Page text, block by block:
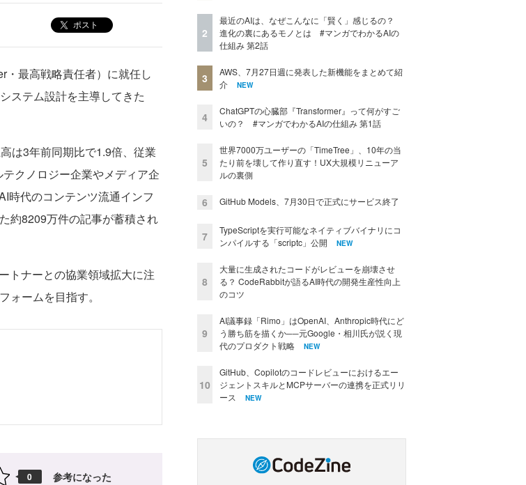
ポスト
最高戦略責任者）に就任し
ステム設計を主導してきた
は3年前同期比で1.9倍、従業
クノロジー企業やメディア企
時代のコンテンツ流通インフ
約8209万件の記事が蓄積され
トナーとの協業領域拡大に注
ォームを目指す。
0 参考になった
2
最近のAIは、なぜこんなに「賢く」感じるの？
進化の裏にあるモノとは #マンガでわかるAIの
仕組み 第2話
3
AWS、7月27日週に発表した新機能をまとめて紹
介
NEW
4
ChatGPTの心臓部『Transformer』って何がすご
いの？ #マンガでわかるAIの仕組み 第1話
5
世界7000万ユーザーの「TimeTree」、10年の当
たり前を壊して作り直す！UX大規模リニューア
ルの裏側
6 GitHub Models、7月30日で正式にサービス終了
7
TypeScriptを実行可能なネイティブバイナリにコ
ンパイルする「scriptc」公開
NEW
8
大量に生成されたコードがレビューを崩壊させ
る？ CodeRabbitが語るAI時代の開発生産性向上
のコツ
9
AI議事録「Rimo」はOpenAI、Anthropic時代にど
う勝ち筋を描くか──元Google・相川氏が説く現
代のプロダクト戦略
NEW
10
GitHub、Copilotのコードレビューにおけるエー
ジェントスキルとMCPサーバーの連携を正式リリ
ース
NEW